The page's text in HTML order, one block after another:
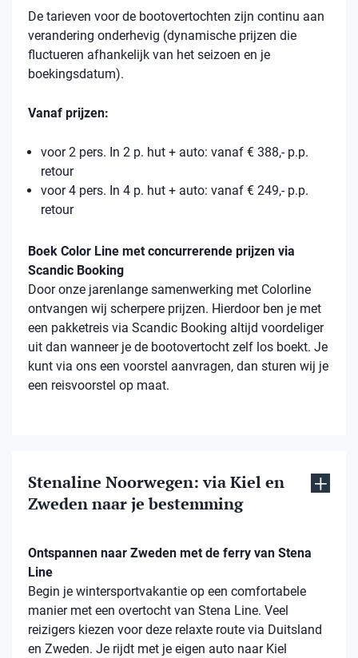
De tarieven voor de bootovertochten zijn continu aan
verandering onderhevig (dynamische prijzen die
fluctueren afhankelijk van het seizoen en je
boekingsdatum).
Vanaf prijzen:
voor 2 pers. In 2 p. hut + auto: vanaf € 388,- p.p.
retour
voor 4 pers. In 4 p. hut + auto: vanaf € 249,- p.p.
retour
Boek Color Line met concurrerende prijzen via
Scandic Booking
Door onze jarenlange samenwerking met Colorline
ontvangen wij scherpere prijzen. Hierdoor ben je met
een pakketreis via Scandic Booking altijd voordeliger
uit dan wanneer je de bootovertocht zelf los boekt. Je
kunt via ons een voorstel aanvragen, dan sturen wij je
een reisvoorstel op maat.
Stenaline Noorwegen: via Kiel en
Zweden naar je bestemming
Ontspannen naar Zweden met de ferry van Stena
Line
Begin je wintersportvakantie op een comfortabele
manier met een overtocht van Stena Line. Veel
reizigers kiezen voor deze relaxte route via Duitsland
en Zweden. Je rijdt met je eigen auto naar Kiel